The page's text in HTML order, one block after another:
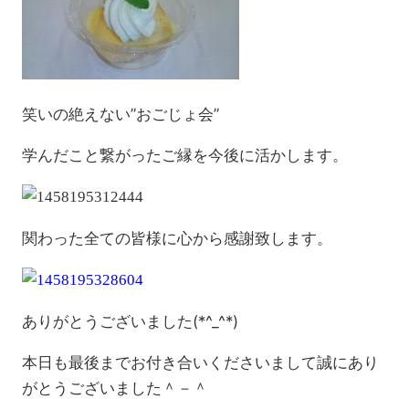
笑いの絶えない”おごじょ会”
学んだこと繋がったご縁を今後に活かします。
関わった全ての皆様に心から感謝致します。
ありがとうございました(*^_^*)
本日も最後までお付き合いくださいまして誠にあり
がとうございました＾－＾